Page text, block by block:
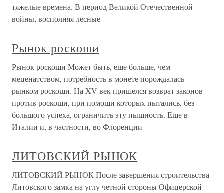
тяжелые времена. В период Великой Отечественной
войны, восполняя лесные
Рынок роскоши
Рынок роскоши Может быть, еще больше, чем
меценатством, потребность в монете порождалась
рынком роскоши. На XV век пришелся возврат законов
против роскоши, при помощи которых пытались, без
большого успеха, ограничить эту пышность. Еще в
Италии и, в частности, во Флоренции
ЛИТОВСКИЙ РЫНОК
ЛИТОВСКИЙ РЫНОК После завершения строительства
Литовского замка на углу четной стороны Офицерской